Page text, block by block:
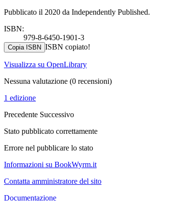
Pubblicato il 2020 da Independently Published.
ISBN:
979-8-6450-1901-3
Copia ISBN ISBN copiato!
Visualizza su OpenLibrary
Nessuna valutazione (0 recensioni)
1 edizione
Precedente Successivo
Stato pubblicato correttamente
Errore nel pubblicare lo stato
Informazioni su BookWyrm.it
Contatta amministratore del sito
Documentazione